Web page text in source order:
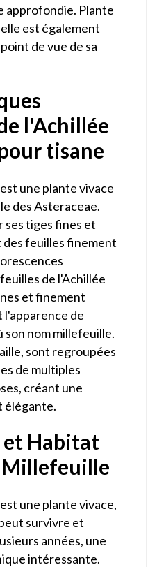
approfondie. Plante
est également
de vue de sa
l'Achillée
tisane
une plante vivace
des Asteraceae.
ses tiges fines et
feuilles finement
de l'Achillée
et finement
l'apparence de
son nom millefeuille.
sont regroupées
de multiples
créant une
élégante.
et Habitat
Millefeuille
une plante vivace,
survivre et
années, une
intéressante.